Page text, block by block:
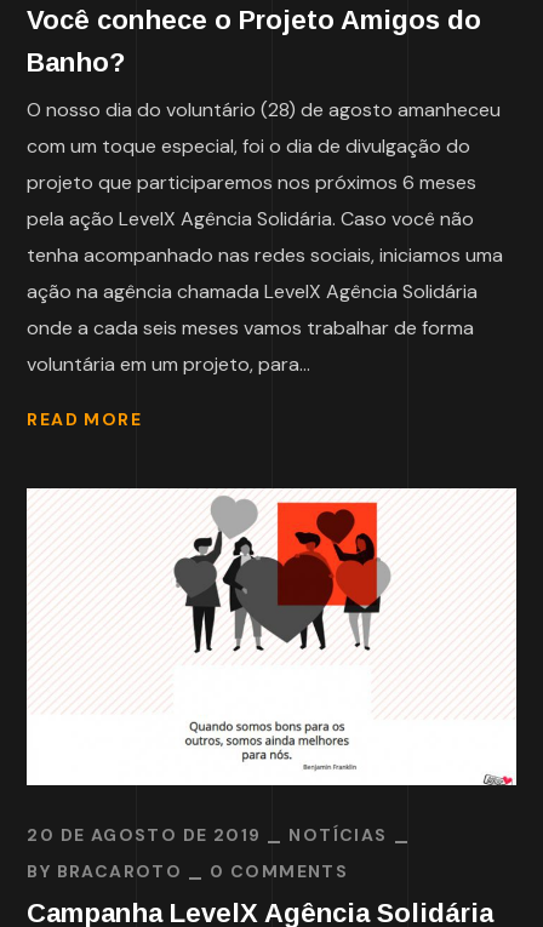
Você conhece o Projeto Amigos do
Banho?
O nosso dia do voluntário (28) de agosto amanheceu
com um toque especial, foi o dia de divulgação do
projeto que participaremos nos próximos 6 meses
pela ação LevelX Agência Solidária. Caso você não
tenha acompanhado nas redes sociais, iniciamos uma
ação na agência chamada LevelX Agência Solidária
onde a cada seis meses vamos trabalhar de forma
voluntária em um projeto, para...
READ MORE
20 DE AGOSTO DE 2019
NOTÍCIAS
BY BRACAROTO 0 COMMENTS
Campanha LevelX Agência Solidária